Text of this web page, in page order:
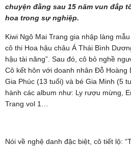
chuyện đằng sau 15 năm vun đắp
hoa trong sự nghiệp.
Kiwi Ngô Mai Trang gia nhập làng
cô thi Hoa hậu châu Á Thái Bình
hậu tài năng”. Sau đó, cô bỏ nghề
Cô kết hôn với doanh nhân Đỗ Hoàng
Gia Phúc (13 tuổi) và bé Gia Minh (5
hành các album như: Ly rượu mừng,
Trang vol 1…
Nói về nghệ danh đặc biệt, cô tiết lộ: